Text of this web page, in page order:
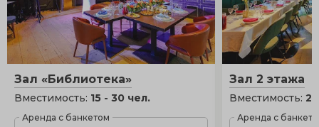
Зал «Библиотека»
Вместимость: 15 - 30 чел.
Аренда с банкетом
Зал 2 этажа
Вместимость:
Аренда с